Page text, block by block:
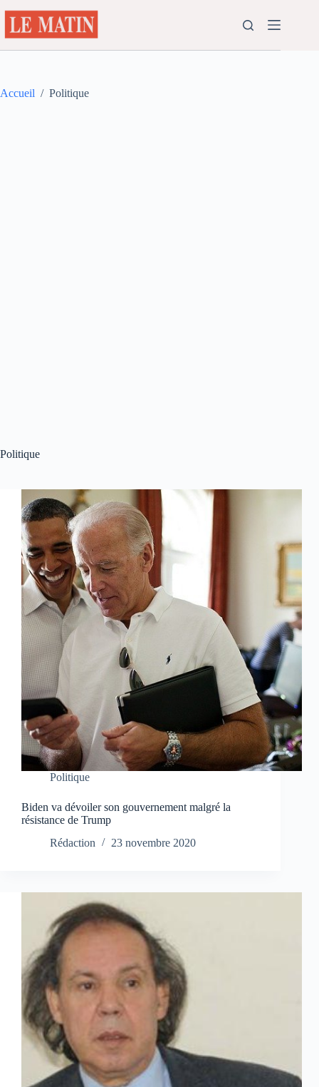
au
contenu
Accueil / Politique
Politique
Politique
Biden va dévoiler son gouvernement malgré la
résistance de Trump
Rédaction
23 novembre 2020